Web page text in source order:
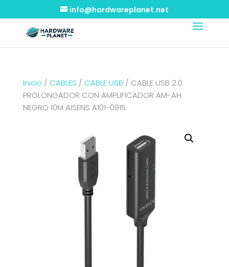
info@hardwareplanet.net
Inicio / CABLES / CABLE USB / CABLE USB 2.0
PROLONGADOR CON AMPLIFICADOR AM-AH
NEGRO 10M AISENS A101-0915